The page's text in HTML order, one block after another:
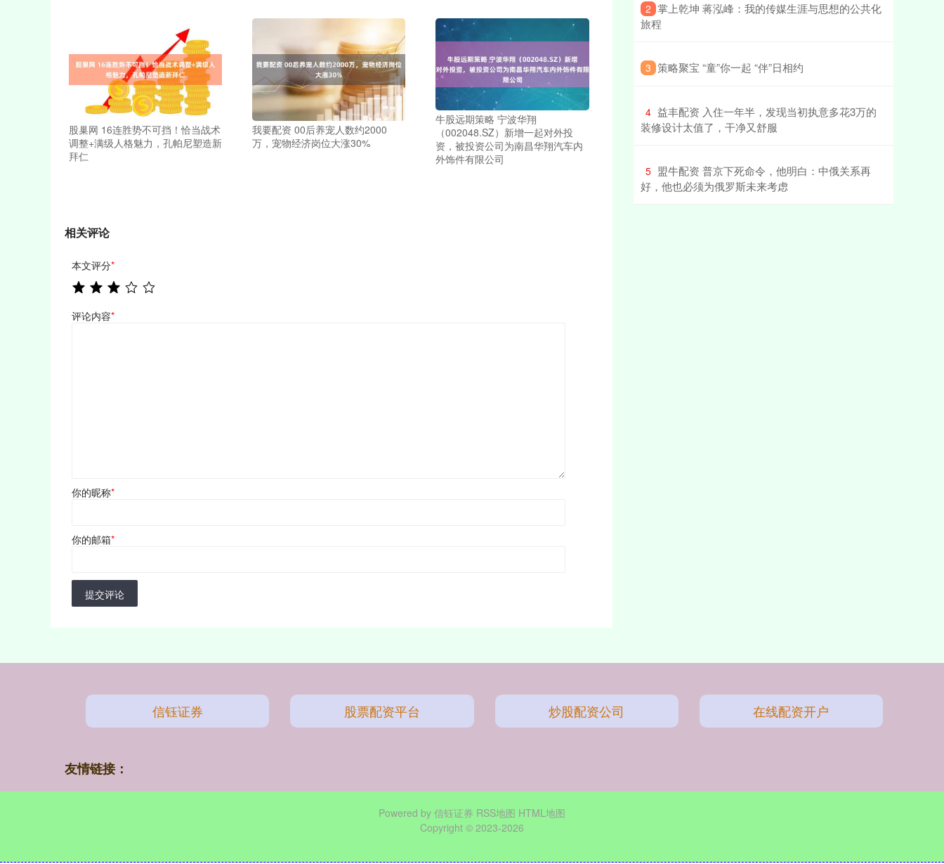
股巢网 16连胜势不可挡！恰当战术
调整+满级人格魅力，孔帕尼塑造新
拜仁
我要配资 00后养宠人数约2000
万，宠物经济岗位大涨30%
牛股远期策略 宁波华翔
（002048.SZ）新增一起对外投
资，被投资公司为南昌华翔汽车内
外饰件有限公司
相关评论
本文评分*
评论内容*
你的昵称*
你的邮箱*
提交评论
2 ​掌上乾坤 蒋泓峰：我的传媒生涯与思想的公共化
旅程
3 ​策略聚宝 “童”你一起 “伴”日相约
4 ​益丰配资 入住一年半，发现当初执意多花3万的
装修设计太值了，干净又舒服
5 ​盟牛配资 普京下死命令，他明白：中俄关系再
好，他也必须为俄罗斯未来考虑
信钰证券 股票配资平台 炒股配资公司 在线配资开户
友情链接：
Powered by 信钰证券 RSS地图 HTML地图
Copyright © 2023-2026